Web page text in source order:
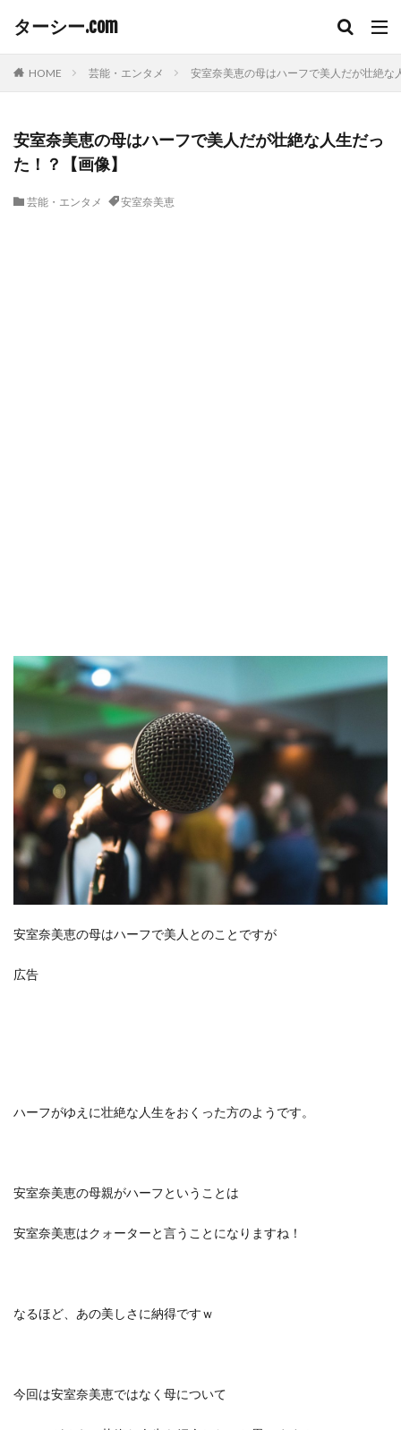
ターシー.com
HOME 芸能・エンタメ 安室奈美恵の母はハーフで美人だが壮絶な
安室奈美恵の母はハーフで美人だが壮絶な人生だっ
た！？【画像】
芸能・エンタメ 安室奈美恵
安室奈美恵の母はハーフで美人 とのことですが
広告
ハーフがゆえに壮絶な人生をおくった方のようです。
安室奈美恵の母親がハーフということは
安室奈美恵はクォーターと言うことになりますね！
なるほど、あの美しさに納得ですｗ
今回は安室奈美恵ではなく母について